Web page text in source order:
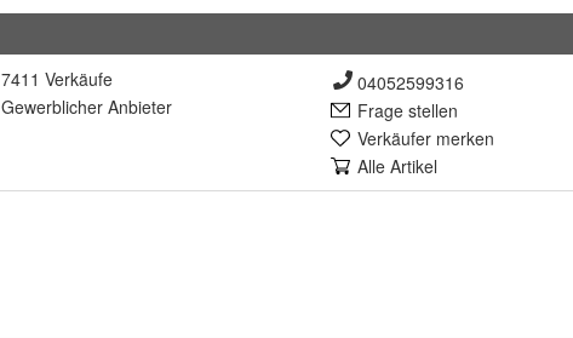
7411 Verkäufe
Gewerblicher Anbieter
04052599316
Frage stellen
Verkäufer merken
Alle Artikel